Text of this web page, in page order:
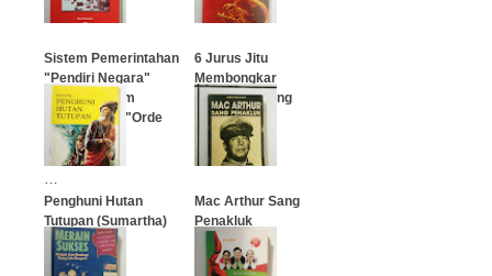
Sistem Pemerintahan
"Pendiri Negara"
Versus Sistem
Presidensiel "Orde
Reformasi"
6 Jurus Jitu
Membongkar
Karakter Orang
Penghuni Hutan
Tutupan (Sumartha)
…
Mac Arthur Sang
Penakluk
…